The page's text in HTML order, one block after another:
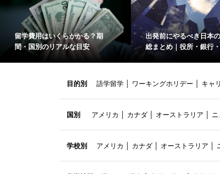
留学費用はいくらかかる？期
間・国別のリアルな目安
出発前にやるべき日本
総まとめ｜役所・銀行
目的別 語学留学 ワーキングホリデー キャ
国別 アメリカ カナダ オーストラリア
学校別 アメリカ カナダ オーストラリア